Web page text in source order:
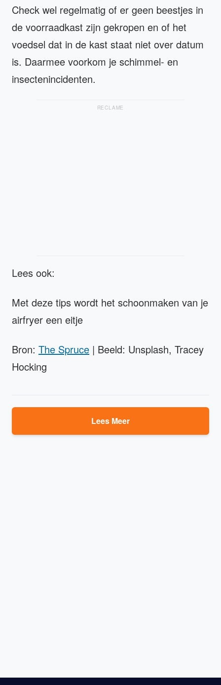
Check wel regelmatig of er geen beestjes in
de voorraadkast zijn gekropen en of het
voedsel dat in de kast staat niet over datum
is. Daarmee voorkom je schimmel- en
insectenincidenten.
RECLAME
Lees ook:
Met deze tips wordt het schoonmaken van je
airfryer een eitje
Bron: The Spruce | Beeld: Unsplash, Tracey
Hocking
Lees Meer